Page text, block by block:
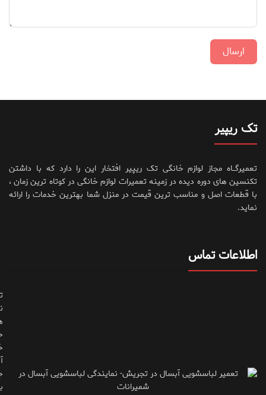
ارسال
تک ریپیر
تعمیرگــاه مجاز لوازم خانگی تک ریپیر افتخار این را دارد که با داشتن
تکنسین های دوره دیده در زمینه تعمیرات لوازم خانگی در کوتاه ترین زمان ،
با قطعات اصل و مناسب ترین قیمت در منزل شما بهترین خدمات را ارائه
نماید.
اطلاعات تماس